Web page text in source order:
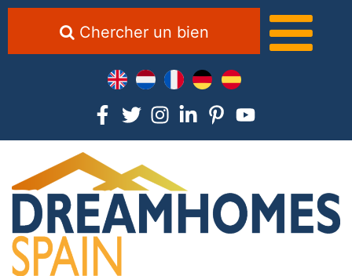
Chercher un bien